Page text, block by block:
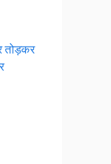
तोड़कर